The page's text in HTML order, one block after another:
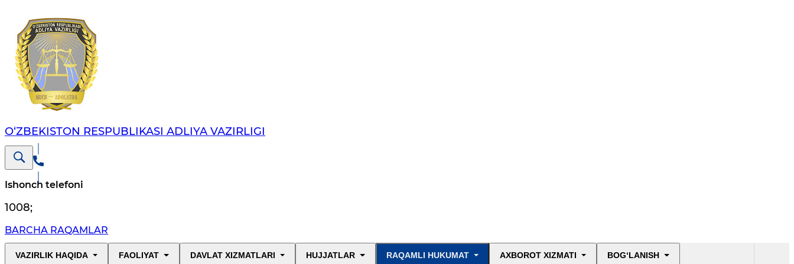
O‘ZBEKISTON RESPUBLIKASI ADLIYA VAZIRLIGI
Ishonch telefoni
1008;
BARCHA RAQAMLAR
VAZIRLIK HAQIDA FAOLIYAT DAVLAT XIZMATLARI HUJJATLAR RAQAMLI HUKUMAT AXBOROT XIZMATI BOG‘LANISH